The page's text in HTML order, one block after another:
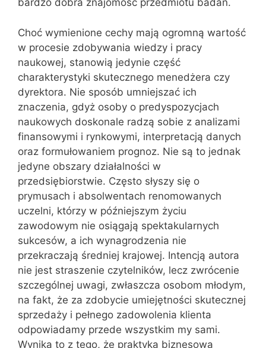
bardzo dobra znajomość przedmiotu badań.
Choć wymienione cechy mają ogromną wartość
w procesie zdobywania wiedzy i pracy
naukowej, stanowią jedynie część
charakterystyki skutecznego menedżera czy
dyrektora. Nie sposób umniejszać ich
znaczenia, gdyż osoby o predyspozycjach
naukowych doskonale radzą sobie z analizami
finansowymi i rynkowymi, interpretacją danych
oraz formułowaniem prognoz. Nie są to jednak
jedyne obszary działalności w
przedsiębiorstwie. Często słyszy się o
prymusach i absolwentach renomowanych
uczelni, którzy w późniejszym życiu
zawodowym nie osiągają spektakularnych
sukcesów, a ich wynagrodzenia nie
przekraczają średniej krajowej. Intencją autora
nie jest straszenie czytelników, lecz zwrócenie
szczególnej uwagi, zwłaszcza osobom młodym,
na fakt, że za zdobycie umiejętności skutecznej
sprzedaży i pełnego zadowolenia klienta
odpowiadamy przede wszystkim my sami.
Wynika to z tego, że praktyka biznesowa